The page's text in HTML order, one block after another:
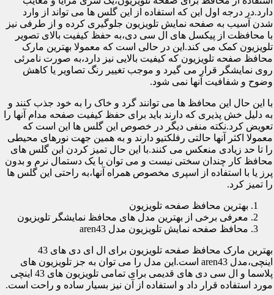
دارد.در درجه اول این که استفاده از این گلس ها می تواند از وارد
شدن آسیب به صفحه نمایش تلویزیون جلوگیری کرده و از طرفی نیز
با محافظت از پیکسل های ال سی دی،به حفظ کیفیت بالای تصویر
تلویزیون کمک می کند.این در حالی است که معمولا بهترین مارک
محافظ صفحه تلویزیون که کیفیت بالایی نیز دارد،به صورت نامرئی
روی نمایشگر قرار می گیرد و موجب تغییر رنگ تصاویر یا کاهش
وضوح و شفافیت آنها نمی شود.
با این حال این محافظ ها می توانند گرد و خاک را به خود جذب کنند و
به دلیل خش پذیری که دارند باید برای حفظ کیفیت صفحه مدام آنها را
تعویض کرد.نکته منفی دیگر در خصوص این گلس ها این است که
معمولا اکثر آنها حالتی رفلکتیو دارند و به همین جهت نورهای محیطی
را تا حد زیادی منعکس می کنند.با این حال تمیز کردن این گلس های
محافظ کار چندان سختی نیست و می توان با یک دستمال نرم و بدون
پرز یا با استفاده از اسپری مخصوص همراه آنها،به راحتی این گلس ها
را تمیز کرد.
بهترین محافظ صفحه تلویزیون
معرفی برخی از بهترین مدل های محافظ نمایشگر تلویزیون
محافظ صفحه نمایش تلویزیون مدل aren43
بهترین مارک محافظ صفحه تلویزیون برای ال ای دی های 43
اینچی،مدل aren43 است.این مدل را می توان به جز تلویزیون های
پلاسما و ال سی دی های قدیمی برای تمامی تلویزیون های 43 اینچی
مورد استفاده قرار داد و استفاده از آن نیز بسیار ساده و راحت است.